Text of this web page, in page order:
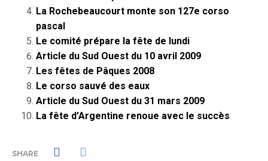
La Rochebeaucourt monte son 127e corso
pascal
Le comité prépare la fête de lundi
Article du Sud Ouest du 10 avril 2009
Les fêtes de Pâques 2008
Le corso sauvé des eaux
Article du Sud Ouest du 31 mars 2009
La fête d’Argentine renoue avec le succès
SHARE